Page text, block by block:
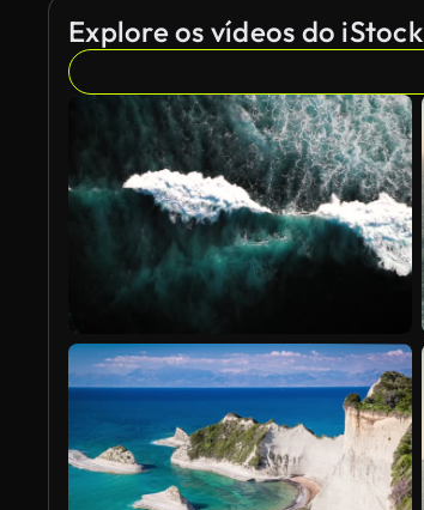
Explore os vídeos do iStock